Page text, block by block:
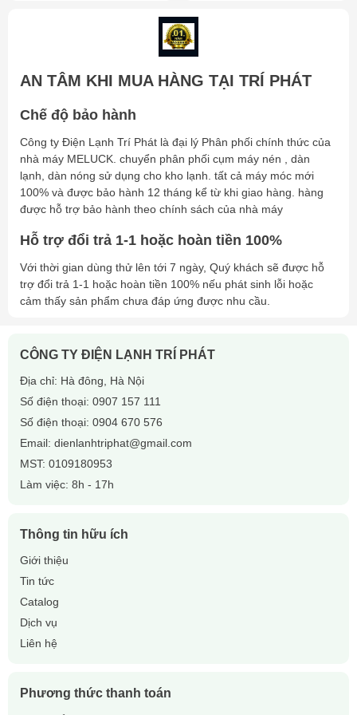
AN TÂM KHI MUA HÀNG TẠI TRÍ PHÁT
Chế độ bảo hành
Công ty Điện Lạnh Trí Phát là đại lý Phân phối chính thức của
nhà máy MELUCK. chuyển phân phối cụm máy nén , dàn
lạnh, dàn nóng sử dụng cho kho lạnh. tất cả máy móc mới
100% và được bảo hành 12 tháng kể từ khi giao hàng. hàng
được hỗ trợ bảo hành theo chính sách của nhà máy
Hỗ trợ đổi trả 1-1 hoặc hoàn tiền 100%
Với thời gian dùng thử lên tới 7 ngày, Quý khách sẽ được hỗ
trợ đổi trả 1-1 hoặc hoàn tiền 100% nếu phát sinh lỗi hoặc
cảm thấy sản phẩm chưa đáp ứng được nhu cầu.
CÔNG TY ĐIỆN LẠNH TRÍ PHÁT
Địa chỉ: Hà đông, Hà Nội
Số điện thoại: 0907 157 111
Số điện thoại: 0904 670 576
Email: dienlanhtriphat@gmail.com
MST: 0109180953
Làm việc: 8h - 17h
Thông tin hữu ích
Giới thiệu
Tin tức
Catalog
Dịch vụ
Liên hệ
Phương thức thanh toán